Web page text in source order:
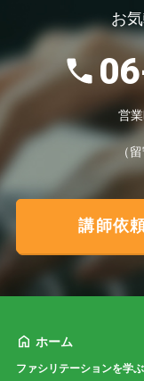
お
営
（
講師依
ホーム
ファシリテーションを学ぶ